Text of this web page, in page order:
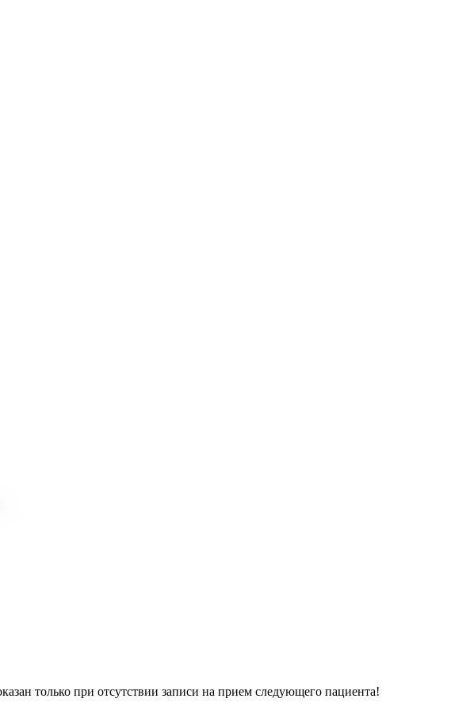
только при отсутствии записи на прием следующего пациента!